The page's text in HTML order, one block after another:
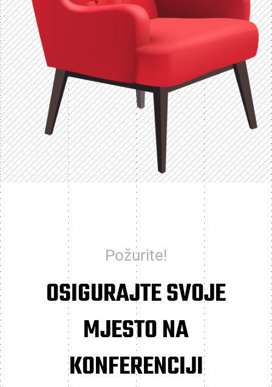
Požurite!
OSIGURAJTE SVOJE
MJESTO NA
KONFERENCIJI